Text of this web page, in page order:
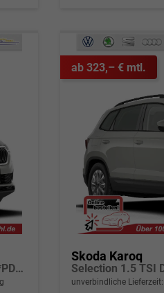
Selection 1.5 TSI DSG Android Auto*SHZ*Kamera*PDC v/h*Klimaauto*SUNSET*LED
ab 323,– € mtl.
Skoda Karoq
unverbindliche Lieferzeit: